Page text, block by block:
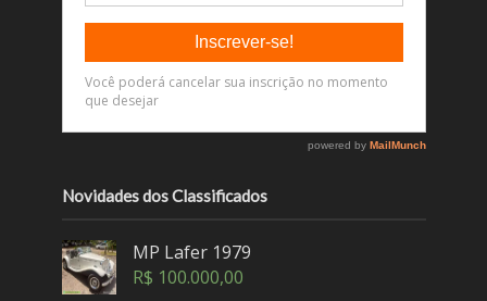
Novidades dos Classificados
MP Lafer 1979
R$ 100.000,00